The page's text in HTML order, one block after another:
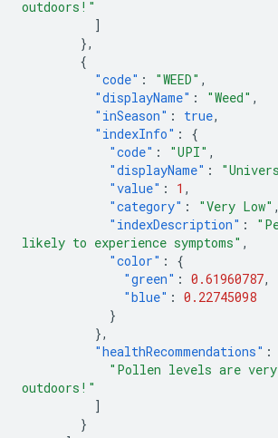
outdoors!"
]
},
{
"code" : "WEED" ,
"displayName" : "Weed" ,
"inSeason" : true,
"indexInfo" :
{
"code" : "UPI" ,
"displayName" :
"value" : 1 ,
"category" : "Very Low" ,
"indexDescription" :
likely to experience symptoms" ,
"color" :
{
"green" : 0.61960787,
"blue" : 0.22745098
}
},
"healthRecommendations" :
"Pollen levels are
outdoors!"
]
}